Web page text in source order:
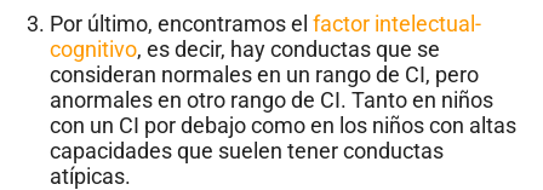
Por último, encontramos el factor intelectual-
cognitivo, es decir, hay conductas que se
consideran normales en un rango de CI, pero
anormales en otro rango de CI. Tanto en niños
con un CI por debajo como en los niños con altas
capacidades que suelen tener conductas
atípicas.